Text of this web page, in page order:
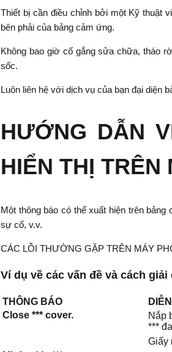
Thiết bị cần điều chỉnh bởi một Kỹ thuật
bên phải của bảng cảm ứng.
Không bao giờ cố gắng sửa chữa, tháo
sốc.
Luôn liên hệ với dịch vụ của bạn đại diện
HƯỚNG DẪN
HIỂN THỊ
Một thông báo có thể xuất hiện trên
sự cố, v.v.
CÁC LỖI THƯỜNG GẶP TRÊN MÁY
Ví dụ về các vấn đề và cách
THÔNG BÁO
Close *** cover.
Nắp
***
Giấy